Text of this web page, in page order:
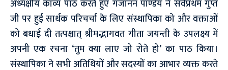
अध्यक्षीय काव्य पाठ करते हुए गजानन पाण्डेय ने सर्वप्रथम गुप्त
जी पर हुई सार्थक परिचर्चा के लिए संस्थापिका को और वक्ताओं
को बधाई दी तत्पश्चात् श्रीमद्भागवत गीता जयन्ती के उपलक्ष्य में
अपनी एक रचना ‘तुम क्या लाए जो रोते हो’ का पाठ किया।
संस्थापिका ने सभी अतिथियों और सदस्यों का आभार व्यक्त करते